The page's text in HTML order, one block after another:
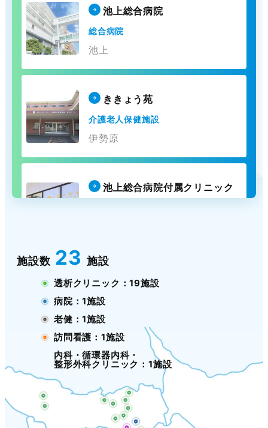
池上総合病院
総合病院
池上
ききょう苑
介護老人保健施設
伊勢原
池上総合病院付属クリニック
施設数 23 施設
透析クリニック：19施設
病院：1施設
老健：1施設
訪問看護：1施設
内科・循環器内科・
整形外科クリニック：1施設